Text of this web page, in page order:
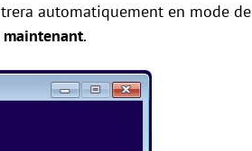
automatiquement en mode de
.